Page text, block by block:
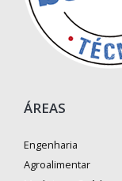
ÁREAS
Engenharia
Agroalimentar